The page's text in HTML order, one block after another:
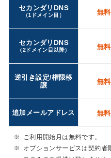
セカンダリDNS
（1ドメイン目） 無料
セカンダリDNS
（2ドメイン目以降） 無料
逆引き設定/権限移
譲
無料
追加メールアドレス 無料
※
ご利用開始月は無料です。
※
オプションサービスは契約